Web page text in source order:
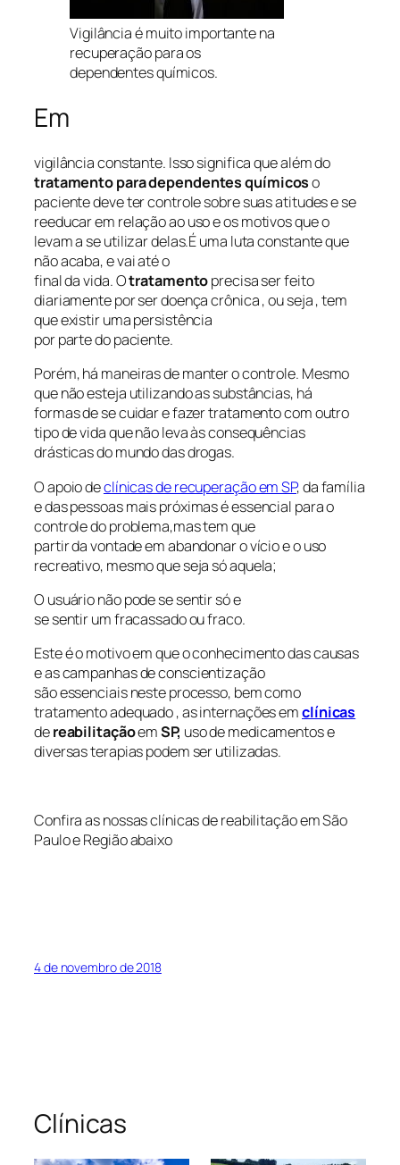
Vigilância é muito importante na
recuperação para os
dependentes químicos.
Em
vigilância constante. Isso significa que além do
tratamento para dependentes químicoso
paciente deve ter controle sobre suas atitudes e se
reeducar em relação ao uso e os motivos que o
levam a se utilizar delas.É uma luta constante que
não acaba, e vai até o
final da vida. Otratamentoprecisa ser feito
diariamente por ser doença crônica , ou seja , tem
que existir uma persistência
por parte do paciente.
Porém, há maneiras de manter o controle. Mesmo
que não esteja utilizando as substâncias, há
formas de se cuidar e fazer tratamento com outro
tipo de vida que não leva às consequências
drásticas do mundo das drogas.
O apoio declínicas de recuperação em SP, da família
e das pessoas mais próximas é essencial para o
controle do problema,mas tem que
partir da vontade em abandonar o vício e o uso
recreativo, mesmo que seja só aquela;
O usuário não pode se sentir só e
se sentir um fracassado ou fraco.
Este é o motivo em que o conhecimento das causas
e as campanhas de conscientização
são essenciais neste processo, bem como
tratamento adequado , as internações emclínicas
dereabilitaçãoemSP, uso de medicamentos e
diversas terapias podem ser utilizadas.
Confira as nossas clínicas de reabilitação em São
Paulo e Região abaixo
4 de novembro de 2018
Clínicas